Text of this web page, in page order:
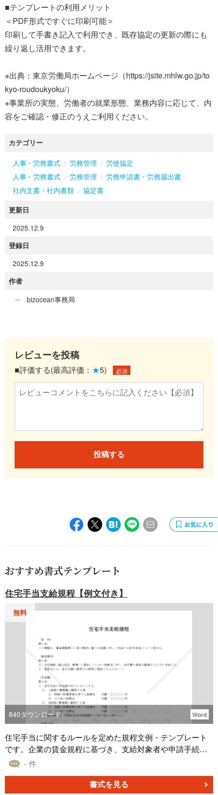
■テンプレートの利用メリット
＜PDF形式ですぐに印刷可能＞
印刷して手書き記入で利用でき、既存協定の更新の際にも
繰り返し活用できます。
※出典：東京労働局ホームページ（https://jsite.mhlw.go.jp/to
kyo-roudoukyoku/）
※事業所の実態、労働者の就業形態、業務内容に応じて、内
容をご確認・修正のうえご利用ください。
カテゴリー
人事・労務書式 > 労務管理 > 労使協定
人事・労務書式 > 労務管理 > 労務申請書・労務届出書
社内文書・社内書類 > 協定書
更新日
2025.12.9
登録日
2025.12.9
作者
bizocean事務局
レビューを投稿
■評価する(最高評価： ★5) 必須
投稿する
おすすめ書式テンプレート
住宅手当支給規程【例文付き】
無料
840ダウンロード Word
住宅手当に関するルールを定めた規程文例・テンプレート
です。企業の賃金規程に基づき、支給対象者や申請手続
き、支給額、資格喪失時の対応などを明確に定めていま
ン ・企業が新たに住宅手当制度を導入する際の社内規程と
- 件
書式を見る